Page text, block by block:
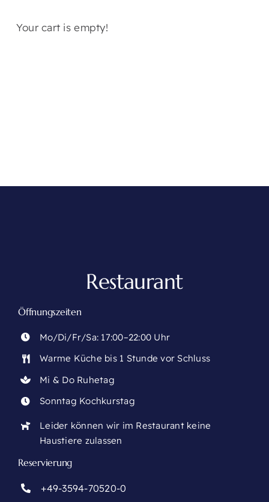
Your cart is empty!
Restaurant
Öffnungszeiten
Mo/Di/Fr/Sa: 17:00–22:00 Uhr
Warme Küche bis 1 Stunde vor Schluss
Mi & Do Ruhetag
Sonntag Kochkurstag
Leider können wir im Restaurant keine
Haustiere zulassen
Reservierung
+49-3594-70520-0